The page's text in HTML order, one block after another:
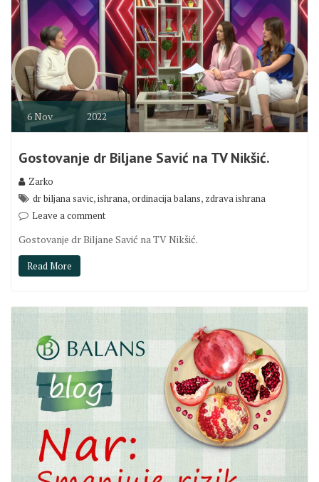
6Nov 2022
Gostovanje dr Biljane Savić na TV Nikšić.
Zarko
dr biljana savic,ishrana,ordinacija balans, zdrava ishrana
Leave a comment
Gostovanje dr Biljane Savić na TV Nikšić.
Read More